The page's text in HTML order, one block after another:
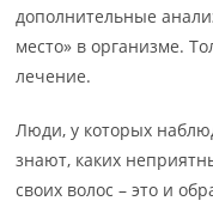
дополнительные
место» в организме.
лечение.
Люди, у которых
знают, каких
своих волос – это и